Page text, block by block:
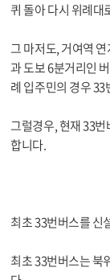
퀴 돌아 다시 위례대
그 마저도, 거여역
과 도보 6분거리인
례 입주민의 경우
그럴경우, 현재 33
합니다.
최초 33번버스를 신
최초 33번버스는 북